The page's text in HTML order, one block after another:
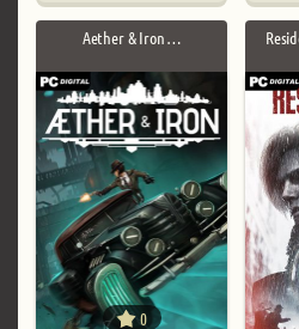
Aether & Iron …
0